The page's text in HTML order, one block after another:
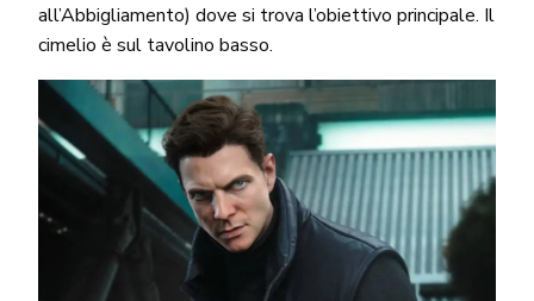
all’Abbigliamento) dove si trova l’obiettivo principale. Il
cimelio è sul tavolino basso.